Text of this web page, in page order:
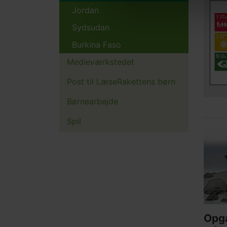
Jordan
Sydsudan
Burkina Faso
Medieværkstedet
Post til LæseRakettens børn
Børnearbejde
Spil